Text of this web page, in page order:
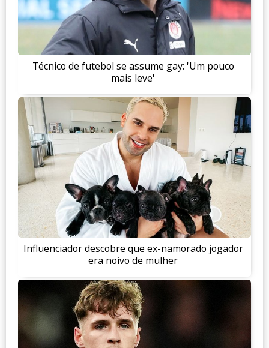
Técnico de futebol se assume gay: 'Um pouco
mais leve'
Influenciador descobre que ex-namorado jogador
era noivo de mulher